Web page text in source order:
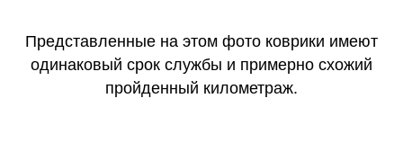
Представленные на этом фото коврики имеют
одинаковый срок службы и примерно схожий
пройденный километраж.